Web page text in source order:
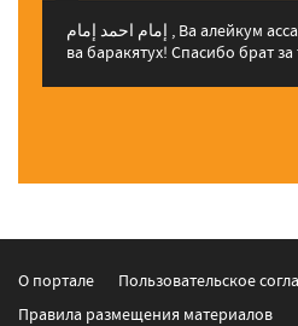
إمام احمد إمام , Ва алейкум ассалам ва рахматуЛлахи
ва баракятух! Спасибо брат
О портале
Пользовательское
Правила размещения материалов